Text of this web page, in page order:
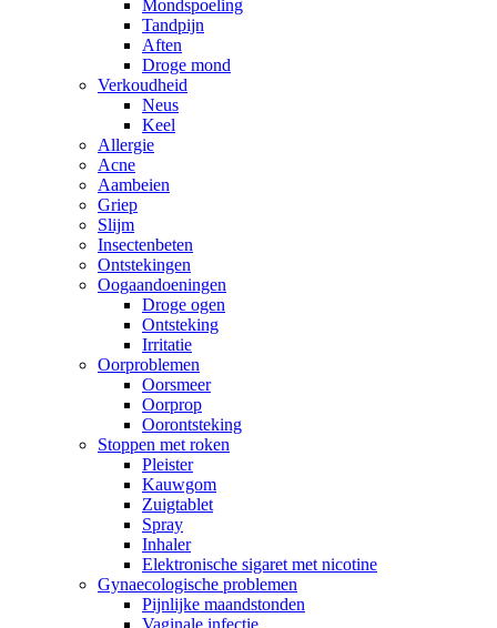
Mondspoeling
Tandpijn
Aften
Droge mond
Verkoudheid
Neus
Keel
Allergie
Acne
Aambeien
Griep
Slijm
Insectenbeten
Ontstekingen
Oogaandoeningen
Droge ogen
Ontsteking
Irritatie
Oorproblemen
Oorsmeer
Oorprop
Oorontsteking
Stoppen met roken
Pleister
Kauwgom
Zuigtablet
Spray
Inhaler
Elektronische sigaret met nicotine
Gynaecologische problemen
Pijnlijke maandstonden
Vaginale infectie